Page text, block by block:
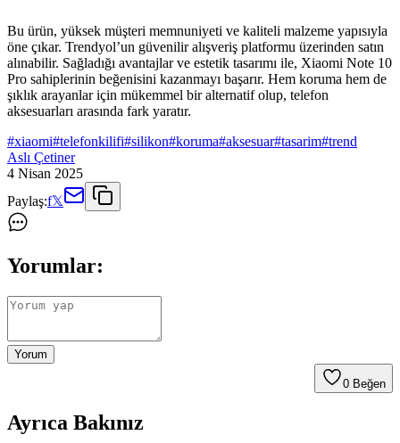
Bu ürün, yüksek müşteri memnuniyeti ve kaliteli malzeme yapısıyla
öne çıkar. Trendyol’un güvenilir alışveriş platformu üzerinden satın
alınabilir. Sağladığı avantajlar ve estetik tasarımı ile, Xiaomi Note 10
Pro sahiplerinin beğenisini kazanmayı başarır. Hem koruma hem de
şıklık arayanlar için mükemmel bir alternatif olup, telefon
aksesuarları arasında fark yaratır.
#xiaomi#telefonkilifi#silikon#koruma#aksesuar#tasarim#trend
Aslı Çetiner
4 Nisan 2025
Paylaş:f𝕏
Yorumlar:
Yorum
0 Beğen
Ayrıca Bakınız